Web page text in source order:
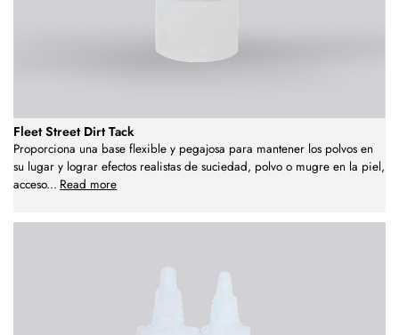
Fleet Street Dirt Tack
Proporciona una base flexible y pegajosa para mantener los polvos en
su lugar y lograr efectos realistas de suciedad, polvo o mugre en la piel,
acceso... Read more